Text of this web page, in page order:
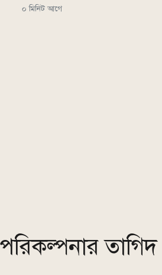
০ মিনিট আগে
তাগিদ